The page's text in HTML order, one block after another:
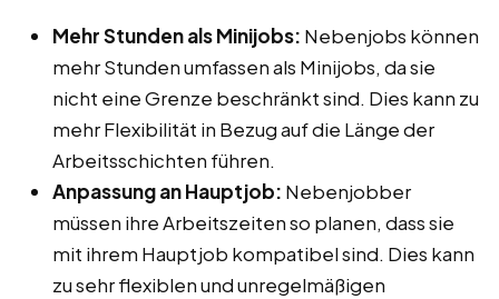
Mehr Stunden als Minijobs: Nebenjobs können
mehr Stunden umfassen als Minijobs, da sie
nicht eine Grenze beschränkt sind. Dies kann zu
mehr Flexibilität in Bezug auf die Länge der
Arbeitsschichten führen.
Anpassung an Hauptjob: Nebenjobber
müssen ihre Arbeitszeiten so planen, dass sie
mit ihrem Hauptjob kompatibel sind. Dies kann
zu sehr flexiblen und unregelmäßigen